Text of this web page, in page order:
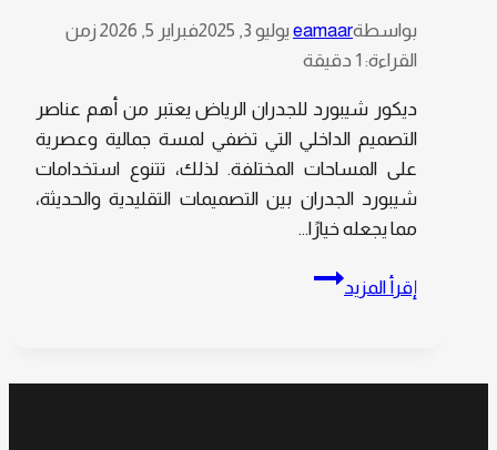
إبداعية
فاخرة
بواسطةeamaar يوليو 3, 2025 فبراير 5, 2026
زمن
القراءة: 1 دقيقة
ديكور شيبورد للجدران الرياض يعتبر من أهم عناصر
التصميم الداخلي التي تضفي لمسة جمالية وعصرية
على المساحات المختلفة. لذلك، تتنوع استخدامات
شيبورد الجدران بين التصميمات التقليدية والحديثة،
مما يجعله خيارًا…
إقرأ المزيد
لا